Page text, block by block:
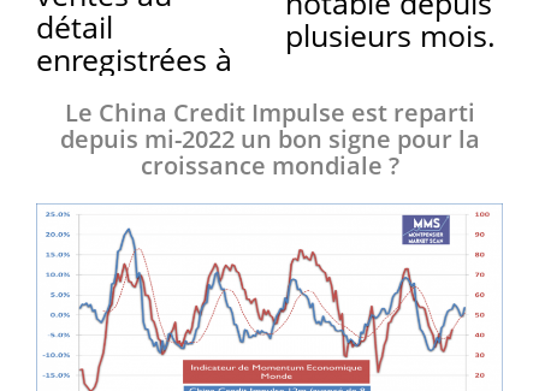
détail
enregistrées à
plusieurs mois.
Le China Credit Impulse est reparti
depuis mi-2022 un bon signe pour la
croissance mondiale ?